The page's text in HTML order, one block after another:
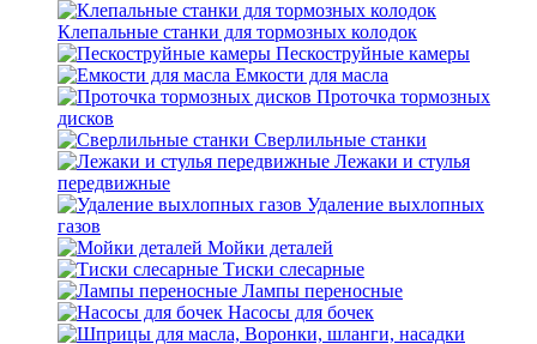
Клепальные станки для тормозных колодок
Пескоструйные камеры
Емкости для масла
Проточка тормозных
дисков
Сверлильные станки
Лежаки и стулья
передвижные
Удаление выхлопных
газов
Мойки деталей
Тиски слесарные
Лампы переносные
Насосы для бочек